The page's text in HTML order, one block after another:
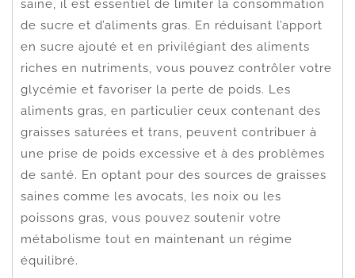
saine, il est essentiel de limiter la consommation
de sucre et d’aliments gras. En réduisant l’apport
en sucre ajouté et en privilégiant des aliments
riches en nutriments, vous pouvez contrôler votre
glycémie et favoriser la perte de poids. Les
aliments gras, en particulier ceux contenant des
graisses saturées et trans, peuvent contribuer à
une prise de poids excessive et à des problèmes
de santé. En optant pour des sources de graisses
saines comme les avocats, les noix ou les
poissons gras, vous pouvez soutenir votre
métabolisme tout en maintenant un régime
équilibré.